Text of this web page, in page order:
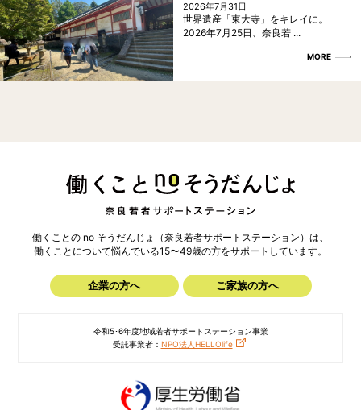
2026年7月31日
世界遺産「東大寺」をキレイに。
2026年7月25日、奈良若 ...
MORE
働くことの no そうだんじょ（奈良若者サポートステーション）は、
働くことについて悩んでいる15〜49歳の方をサポートしています。
企業の方へ ご家族の方へ
令和5･6年度地域若者サポートステーション事業
受託事業者： NPO法人HELLOlife